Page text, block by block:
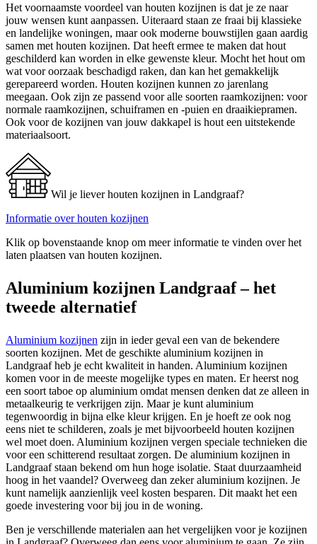
Het voornaamste voordeel van houten kozijnen is dat je ze naar
jouw wensen kunt aanpassen. Uiteraard staan ze fraai bij klassieke
en landelijke woningen, maar ook moderne bouwstijlen gaan aardig
samen met houten kozijnen. Dat heeft ermee te maken dat hout
geschilderd kan worden in elke gewenste kleur. Mocht het hout om
wat voor oorzaak beschadigd raken, dan kan het gemakkelijk
gerepareerd worden. Houten kozijnen kunnen zo jarenlang
meegaan. Ook zijn ze passend voor alle soorten raamkozijnen: voor
normale raamkozijnen, schuiframen en -puien en draaikiepramen.
Ook voor de kozijnen van jouw dakkapel is hout een uitstekende
materiaalsoort.
Wil je liever houten kozijnen in Landgraaf?
Informatie over houten kozijnen
Klik op bovenstaande knop om meer informatie te vinden over het
laten plaatsen van houten kozijnen.
Aluminium kozijnen Landgraaf – het
tweede alternatief
Aluminium kozijnen zijn in ieder geval een van de bekendere
soorten kozijnen. Met de geschikte aluminium kozijnen in
Landgraaf heb je echt kwaliteit in handen. Aluminium kozijnen
komen voor in de meeste mogelijke types en maten. Er heerst nog
een soort taboe op aluminium omdat mensen denken dat ze alleen in
metaalkeurig te verkrijgen zijn. Maar je kunt aluminium
tegenwoordig in bijna elke kleur krijgen. En je hoeft ze ook nog
eens niet te schilderen, zoals je met bijvoorbeeld houten kozijnen
wel moet doen. Aluminium kozijnen vergen speciale technieken die
voor een schitterend resultaat zorgen. De aluminium kozijnen in
Landgraaf staan bekend om hun hoge isolatie. Staat duurzaamheid
hoog in het vaandel? Overweeg dan zeker aluminium kozijnen. Je
kunt namelijk aanzienlijk veel kosten besparen. Dit maakt het een
goede investering voor bij jou in de woning.
Ben je verschillende materialen aan het vergelijken voor je kozijnen